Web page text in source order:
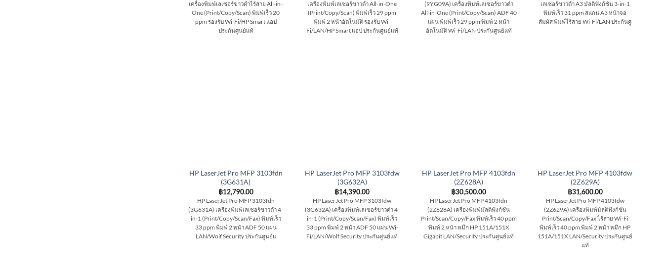
เครื่องพิมพ์เลเซอร์ขาวดำไร้สาย All-in-
One (Print/Copy/Scan) พิมพ์เร็ว 20
ppm รองรับ Wi-Fi/HP Smart แอป
ประกันศูนย์แท้
เครื่องพิมพ์เลเซอร์ขาวดำ All-in-One
(Print/Copy/Scan) พิมพ์เร็ว 29 ppm
พิมพ์ 2 หน้าอัตโนมัติ รองรับ Wi-
Fi/LAN/HP Smart แอป ประกันศูนย์แท้
(9YG09A) เครื่องพิมพ์เลเซอร์ขาวดำ
All-in-One (Print/Copy/Scan) ADF 40
แผ่น พิมพ์เร็ว 29 ppm พิมพ์ 2 หน้า
อัตโนมัติ Wi-Fi/LAN ประกันศูนย์แท้
เลเซอร์ขาวดำ A3 มัลติฟังก์ชัน 3-in-1
พิมพ์เร็ว 31 ppm สแกน A3 หน้าจอ
สัมผัส พิมพ์ไร้สาย Wi-Fi/LAN ประกันศู
HP LaserJet Pro MFP 3103fdn
(3G631A)
฿12,790.00
HP LaserJet Pro MFP 3103fdn
(3G631A) เครื่องพิมพ์เลเซอร์ขาวดำ 4-
in-1 (Print/Copy/Scan/Fax) พิมพ์เร็ว
33 ppm พิมพ์ 2 หน้า ADF 50 แผ่น
LAN/Wolf Security ประกันศูนย์แ
HP LaserJet Pro MFP 3103fdw
(3G632A)
฿14,390.00
HP LaserJet Pro MFP 3103fdw
(3G632A) เครื่องพิมพ์เลเซอร์ขาวดำ 4-
in-1 (Print/Copy/Scan/Fax) พิมพ์เร็ว
33 ppm พิมพ์ 2 หน้า ADF 50 แผ่น Wi-
Fi/LAN/Wolf Security ประกันศูนย์แท้
HP LaserJet Pro MFP 4103fdn
(2Z628A)
฿30,500.00
HP LaserJet Pro MFP 4103fdn
(2Z628A) เครื่องพิมพ์มัลติฟังก์ชัน
Print/Scan/Copy/Fax พิมพ์เร็ว 40 ppm
พิมพ์ 2 หน้า หมึก HP 151A/151X
Gigabit LAN/Security ประกันศูนย์แท้
HP LaserJet Pro MFP 4103fdw
(2Z629A)
฿31,600.00
HP LaserJet Pro MFP 4103fdw
(2Z629A) เครื่องพิมพ์มัลติฟังก์ชัน
Print/Scan/Copy/Fax ไร้สาย Wi-Fi
พิมพ์เร็ว 40 ppm พิมพ์ 2 หน้า หมึก HP
151A/151X LAN/Security ประกันศูนย์
แท้